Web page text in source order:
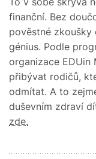
finanční. Bez
pověstné zkoušky
génius. Podle
organizace EDUin
přibývat rodičů,
odmítat. A to
duševním zdraví
zde.